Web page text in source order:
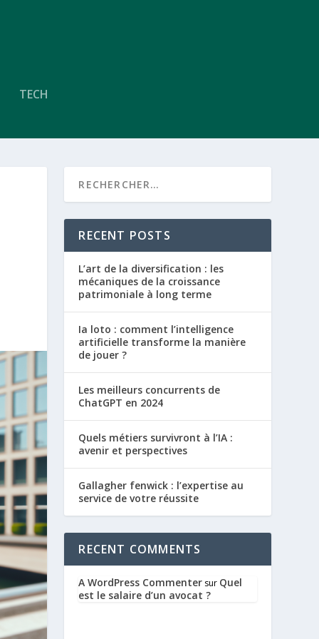
TECH
RECENT POSTS
L’art de la diversification : les
mécaniques de la croissance
patrimoniale à long terme
Ia loto : comment l’intelligence
artificielle transforme la manière
de jouer ?
Les meilleurs concurrents de
ChatGPT en 2024
Quels métiers survivront à l’IA :
avenir et perspectives
Gallagher fenwick : l’expertise au
service de votre réussite
RECENT COMMENTS
A WordPress Commenter sur Quel
est le salaire d’un avocat ?